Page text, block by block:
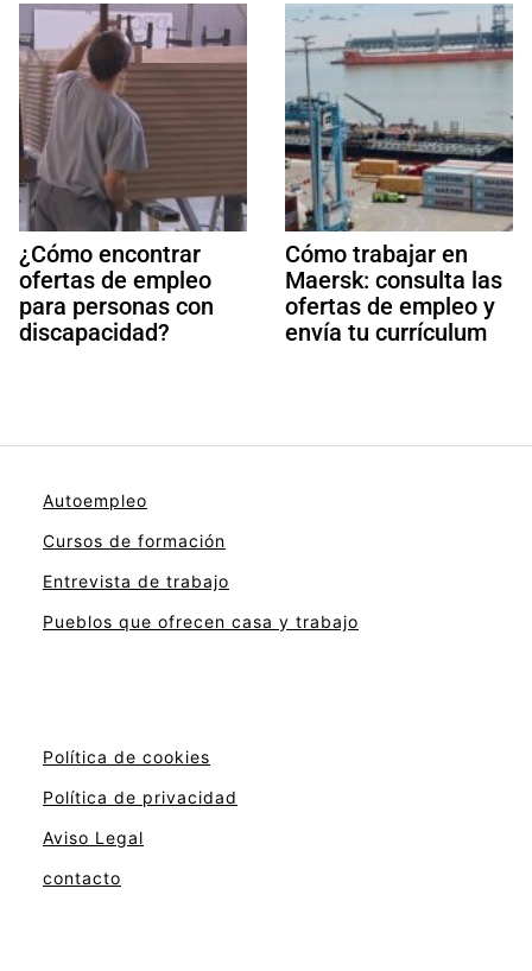
¿Cómo encontrar
ofertas de empleo
para personas con
discapacidad?
Cómo trabajar en
Maersk: consulta las
ofertas de empleo y
envía tu currículum
Autoempleo
Cursos de formación
Entrevista de trabajo
Pueblos que ofrecen casa y trabajo
Política de cookies
Política de privacidad
Aviso Legal
contacto